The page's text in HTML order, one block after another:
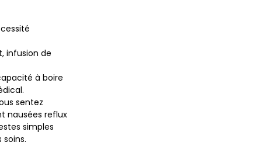
infusion de
à boire
sentez
nausées reflux
simples